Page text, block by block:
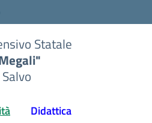
Statale
Didattica